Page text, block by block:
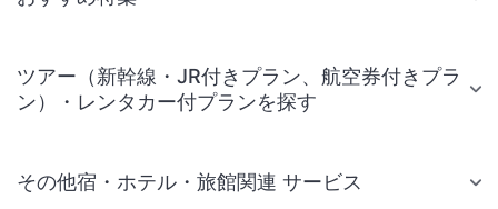
ツアー（新幹線・JR付きプラン、航空券付きプラ
ン）・レンタカー付プランを探す
その他宿・ホテル・旅館関連 サービス